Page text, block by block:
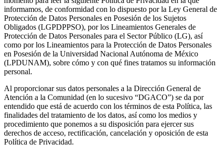
informamos, de conformidad con lo dispuesto por la Ley General de
Protección de Datos Personales en Posesión de los Sujetos
Obligados (LGPDPPSO), por los Lineamientos Generales de
Protección de Datos Personales para el Sector Público (LG), así
como por los Lineamientos para la Protección de Datos Personales
en Posesión de la Universidad Nacional Autónoma de México
(LPDUNAM), sobre cómo y con qué fines tratamos su información
personal.
Al proporcionar sus datos personales a la Dirección General de
Atención a la Comunidad (en lo sucesivo “DGACO”) se da por
entendido que está de acuerdo con los términos de esta Política, las
finalidades del tratamiento de los datos, así como los medios y
procedimiento que ponemos a su disposición para ejercer sus
derechos de acceso, rectificación, cancelación y oposición de esta
Política de Privacidad.